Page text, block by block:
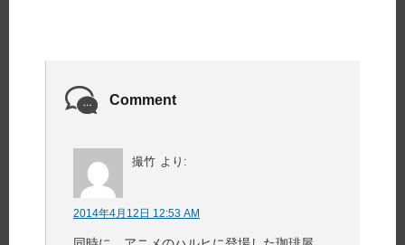
Comment
撮竹 より:
2014年4月12日 12:53 AM